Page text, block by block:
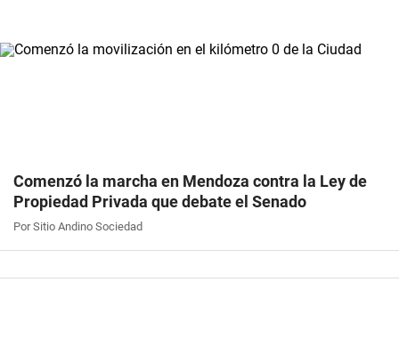
Comenzó la marcha en Mendoza contra la Ley de
Propiedad Privada que debate el Senado
Por Sitio Andino Sociedad